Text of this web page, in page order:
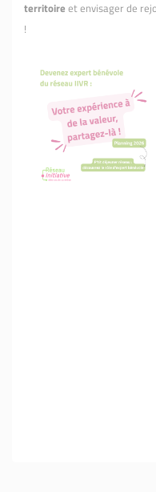
territoire et envisager de
!